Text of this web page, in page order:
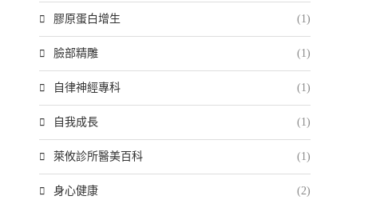
膠原蛋白增生 (1)
臉部精雕 (1)
自律神經專科 (1)
自我成長 (1)
萊攸診所醫美百科 (1)
身心健康 (2)